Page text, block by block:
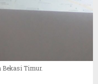
Timur.